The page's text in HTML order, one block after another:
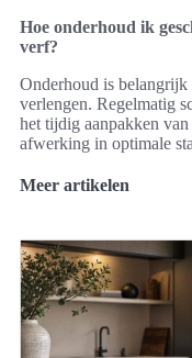
Hoe onderhoud ik
verf?
Onderhoud is
verlengen. Regelmatig
het tijdig aanpakken
afwerking in optimale
Meer artikelen